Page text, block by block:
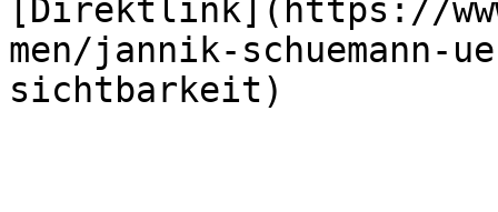
[Direktlink](https://
men/jannik-schuemann-
sichtbarkeit)